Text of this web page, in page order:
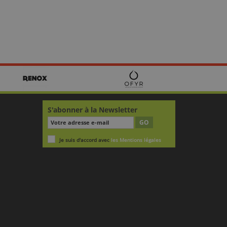
S'abonner à la Newsletter
GO
Je suis d'accord avec les Mentions légales